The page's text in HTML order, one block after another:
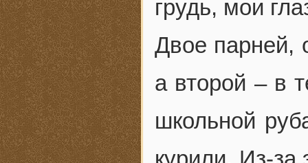
грудь, мои
Двое парней,
а второй – в
школьной